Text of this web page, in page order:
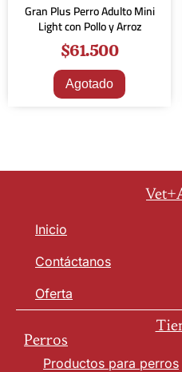
Gran Plus Perro Adulto Mini
Light con Pollo y Arroz
$61.500
Agotado
Inicio
Contáctanos
Oferta
Perros
Productos para perros